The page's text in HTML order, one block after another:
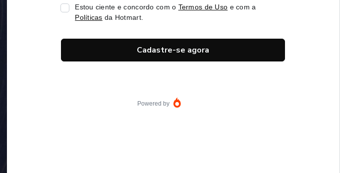
Estou ciente e concordo com o Termos de Uso e com a
Políticas da Hotmart.
Cadastre-se agora
Powered by